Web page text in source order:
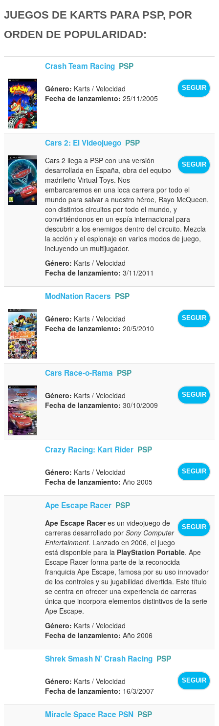
JUEGOS DE KARTS PARA PSP, POR
ORDEN DE POPULARIDAD:
Crash Team Racing PSP
SEGUIR
Género: Karts / Velocidad
Fecha de lanzamiento: 25/11/2005
Cars 2: El Videojuego PSP
SEGUIR
Cars 2 llega a PSP con una versión
desarrollada en España, obra del equipo
madrileño Virtual Toys. Nos
embarcaremos en una loca carrera por todo el
mundo para salvar a nuestro héroe, Rayo McQueen,
con distintos circuitos por todo el mundo, y
convirtiéndonos en un espía internacional para
descubrir a los enemigos dentro del circuito. Mezcla
la acción y el espionaje en varios modos de juego,
incluyendo un multijugador.
Género: Karts / Velocidad
Fecha de lanzamiento: 3/11/2011
ModNation Racers PSP
SEGUIR
Género: Karts / Velocidad
Fecha de lanzamiento: 20/5/2010
Cars Race-o-Rama PSP
SEGUIR
Género: Karts / Velocidad
Fecha de lanzamiento: 30/10/2009
Crazy Racing: Kart Rider PSP
SEGUIR
Género: Karts / Velocidad
Fecha de lanzamiento: Año 2005
Ape Escape Racer PSP
SEGUIR
Ape Escape Raceres un videojuego de
carreras desarrollado porSony Computer
Entertainment. Lanzado en 2006, el juego
está disponible para la PlayStation Portable. Ape
Escape Racer forma parte de la reconocida
franquicia Ape Escape, famosa por su uso innovador
de los controles y su jugabilidad divertida. Este título
se centra en ofrecer una experiencia de carreras
única que incorpora elementos distintivos de la serie
Ape Escape.
Género: Karts / Velocidad
Fecha de lanzamiento: Año 2006
Shrek Smash N' Crash Racing PSP
SEGUIR
Género: Karts / Velocidad
Fecha de lanzamiento: 16/3/2007
Miracle Space Race PSN PSP